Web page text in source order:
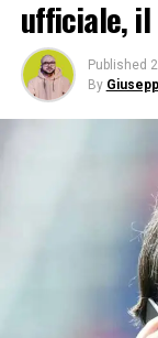
ufficiale, il
Published
By